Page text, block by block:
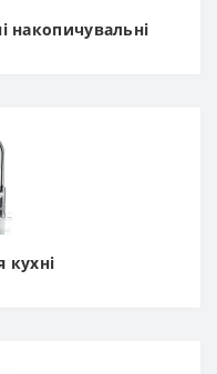
накопичувальні
кухні